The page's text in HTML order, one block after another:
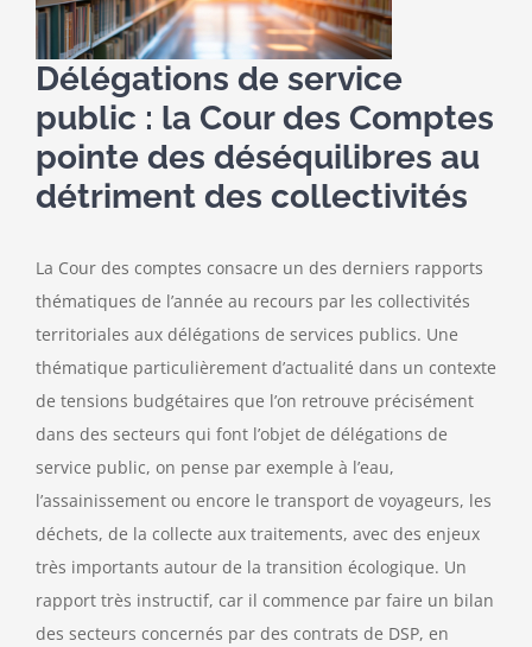
Délégations de service
public : la Cour des Comptes
pointe des déséquilibres au
détriment des collectivités
La Cour des comptes consacre un des derniers rapports
thématiques de l’année au recours par les collectivités
territoriales aux délégations de services publics. Une
thématique particulièrement d’actualité dans un contexte
de tensions budgétaires que l’on retrouve précisément
dans des secteurs qui font l’objet de délégations de
service public, on pense par exemple à l’eau,
l’assainissement ou encore le transport de voyageurs, les
déchets, de la collecte aux traitements, avec des enjeux
très importants autour de la transition écologique. Un
rapport très instructif, car il commence par faire un bilan
des secteurs concernés par des contrats de DSP, en